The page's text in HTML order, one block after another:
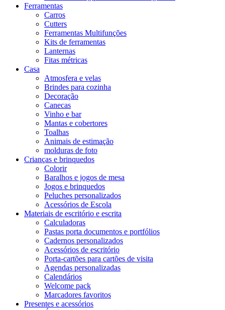
Ferramentas
Carros
Cutters
Ferramentas Multifunções
Kits de ferramentas
Lanternas
Fitas métricas
Casa
Atmosfera e velas
Brindes para cozinha
Decoração
Canecas
Vinho e bar
Mantas e cobertores
Toalhas
Animais de estimação
molduras de foto
Crianças e brinquedos
Colorir
Baralhos e jogos de mesa
Jogos e brinquedos
Peluches personalizados
Acessórios de Escola
Materiais de escritório e escrita
Calculadoras
Pastas porta documentos e portfólios
Cadernos personalizados
Acessórios de escritório
Porta-cartões para cartões de visita
Agendas personalizadas
Calendários
Welcome pack
Marcadores favoritos
Presentes e acessórios